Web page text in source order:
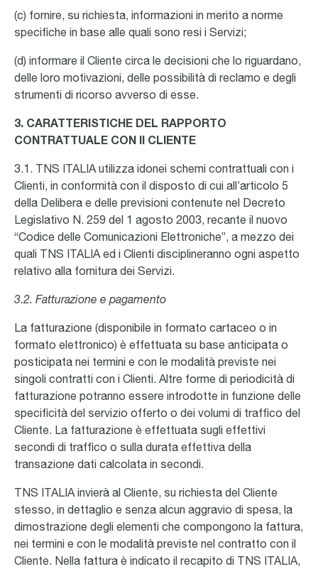
(c) fornire, su richiesta, informazioni in merito a norme
specifiche in base alle quali sono resi i Servizi;
(d) informare il Cliente circa le decisioni che lo riguardano,
delle loro motivazioni, delle possibilità di reclamo e degli
strumenti di ricorso avverso di esse.
3. CARATTERISTICHE DEL RAPPORTO
CONTRATTUALE CON II CLIENTE
3.1. TNS ITALIA utilizza idonei schemi contrattuali con i
Clienti, in conformità con il disposto di cui all’articolo 5
della Delibera e delle previsioni contenute nel Decreto
Legislativo N. 259 del 1 agosto 2003, recante il nuovo
“Codice delle Comunicazioni Elettroniche”, a mezzo dei
quali TNS ITALIA ed i Clienti disciplineranno ogni aspetto
relativo alla fornitura dei Servizi.
3.2. Fatturazione e pagamento
La fatturazione (disponibile in formato cartaceo o in
formato elettronico) è effettuata su base anticipata o
posticipata nei termini e con le modalità previste nei
singoli contratti con i Clienti. Altre forme di periodicità di
fatturazione potranno essere introdotte in funzione delle
specificità del servizio offerto o dei volumi di traffico del
Cliente. La fatturazione è effettuata sugli effettivi
secondi di traffico o sulla durata effettiva della
transazione dati calcolata in secondi.
TNS ITALIA invierà al Cliente, su richiesta del Cliente
stesso, in dettaglio e senza alcun aggravio di spesa, la
dimostrazione degli elementi che compongono la fattura,
nei termini e con le modalità previste nel contratto con il
Cliente. Nella fattura è indicato il recapito di TNS ITALIA,